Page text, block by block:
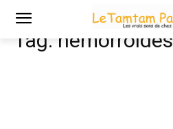
Tags Hémorroides
Tag: hémorroides